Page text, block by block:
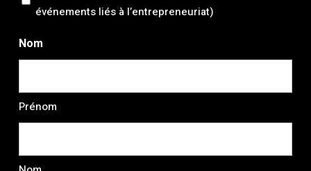
événements liés à l’entrepreneuriat)
Nom
Prénom